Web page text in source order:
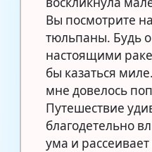
Вы посмотрите
тюльпаны. Будь
настоящими
бы казаться
мне довелось
Путешествие
благодетельно
ума и